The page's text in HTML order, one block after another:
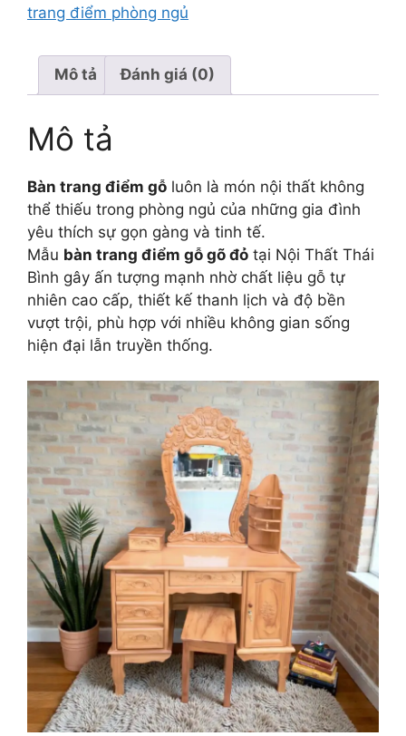
trang điểm phòng ngủ
Mô tả Đánh giá (0)
Mô tả
Bàn trang điểm gỗ luôn là món nội thất không
thể thiếu trong phòng ngủ của những gia đình
yêu thích sự gọn gàng và tinh tế.
Mẫu bàn trang điểm gỗ gõ đỏ tại Nội Thất Thái
Bình gây ấn tượng mạnh nhờ chất liệu gỗ tự
nhiên cao cấp, thiết kế thanh lịch và độ bền
vượt trội, phù hợp với nhiều không gian sống
hiện đại lẫn truyền thống.